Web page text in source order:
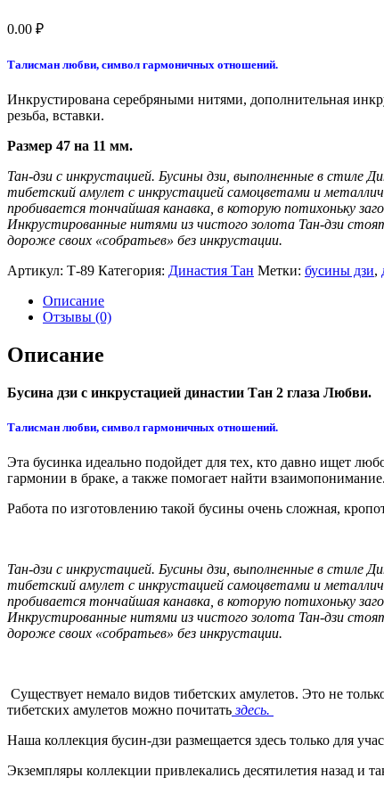
0.00 ₽
Талисман любви, символ гармоничных отношений.
Инкрустирована серебряными нитями, дополнительная
резьба, вставки.
Размер 47 на 11 мм.
Тан-дзи с инкрустацией. Бусины дзи, выполненные в стиле
тибетский амулет с инкрустацией самоцветами и
пробивается тончайшая канавка, в которую потихоньку
Инкрустированные нитями из чистого золота Тан-дзи
дороже своих «собратьев» без инкрустации.
Артикул: Т-89 Категория: Династия Тан Метки: бусины дзи,
Описание
Отзывы (0)
Описание
Бусина дзи с инкрустацией династии Тан 2 глаза Любви.
Талисман любви, символ гармоничных отношений.
Эта бусинка идеально подойдет для тех, кто давно ищет
гармонии в браке, а также помогает найти взаимопонимание.
Работа по изготовлению такой бусины очень сложная,
Тан-дзи с инкрустацией. Бусины дзи, выполненные в стиле
тибетский амулет с инкрустацией самоцветами и
пробивается тончайшая канавка, в которую потихоньку
Инкрустированные нитями из чистого золота Тан-дзи
дороже своих «собратьев» без инкрустации.
Существует немало видов тибетских амулетов. Это не
тибетских амулетов можно почитатьздесь.
Наша коллекция бусин-дзи размещается здесь только для
Экземпляры коллекции привлекались десятилетия назад и